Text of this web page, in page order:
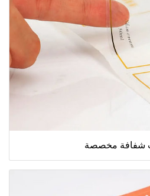
شفافة مخصصة